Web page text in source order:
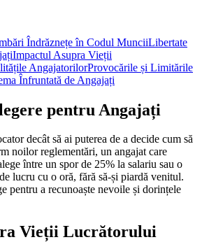
Îndrăznețe în Codul MunciiLibertate
Impactul Asupra Vieții
AngajatorilorProvocările și Limitările
Înfruntată de Angajați
pentru Angajați
decât să ai puterea de a decide cum să
noilor reglementări, un angajat care
între un spor de 25% la salariu sau o
lucru cu o oră, fără să-și piardă venitul.
pentru a recunoaște nevoile și dorințele
Vieții Lucrătorului